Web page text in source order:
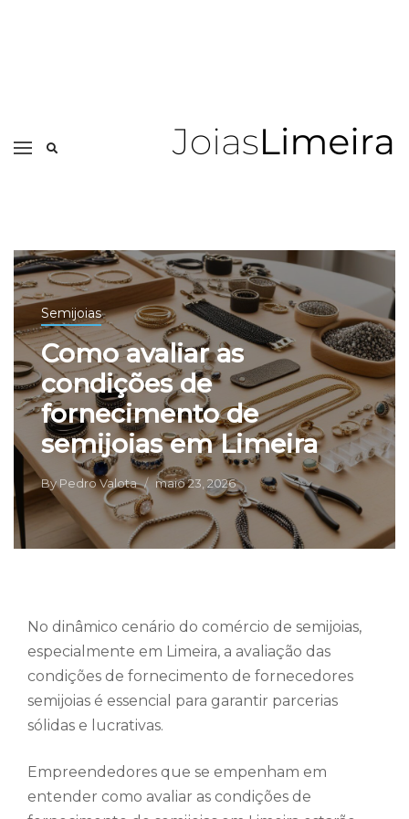
Semijoias
Como avaliar as
condições de
fornecimento de
semijoias em Limeira
ByPedro Valota maio 23, 2026
No dinâmico cenário do comércio de semijoias,
especialmente em Limeira, a avaliação das
condições de fornecimento de fornecedores
semijoias é essencial para garantir parcerias
sólidas e lucrativas.
Empreendedores que se empenham em
entender como avaliar as condições de